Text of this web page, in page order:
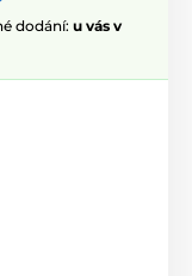
dodání: u vás v